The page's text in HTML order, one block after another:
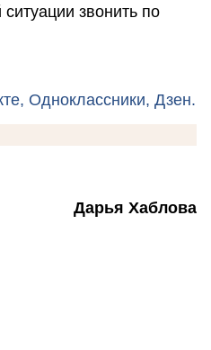
звонить по
Одноклассники, Дзен.
Дарья Хаблова